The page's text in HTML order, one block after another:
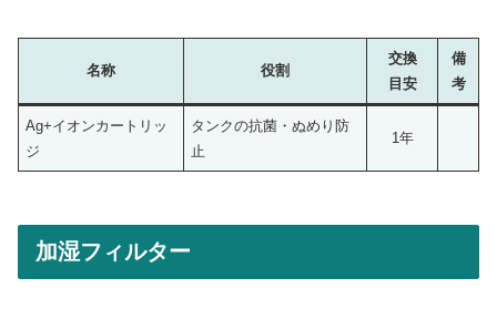
名称 役割
交換
目安
備
考
Ag+イオンカートリッ
ジ
タンクの抗菌・ぬめり防
止
1年
加湿フィルター